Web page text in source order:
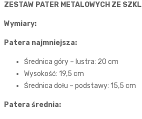
ZESTAW PATER METALOWYCH ZE
Wymiary:
Patera najmniejsza:
Średnica góry – lustra: 20 cm
Wysokość: 19,5 cm
Średnica dołu – podstawy: 15,5 cm
Patera średnia: